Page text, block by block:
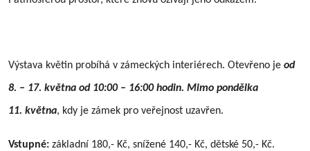
Výstava květin probíhá v zámeckých interiérech. Otevřeno je od
8. – 17. května od 10:00 – 16:00 hodin. Mimo pondělka
11. května, kdy je zámek pro veřejnost uzavřen.
Vstupné: základní 180,- Kč, snížené 140,- Kč, dětské 50,- Kč.